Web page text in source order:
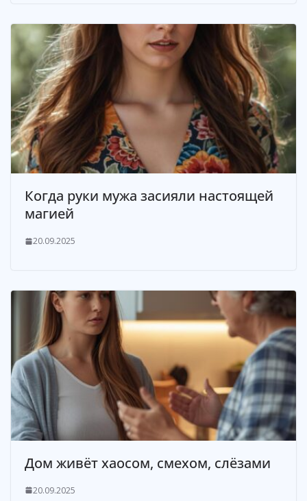
Когда руки мужа засияли настоящей
магией
20.09.2025
Дом живёт хаосом, смехом, слёзами
20.09.2025